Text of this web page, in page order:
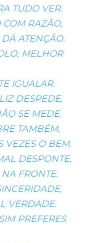
TUDO VER.
COM RAZÃO,
ATENÇÃO.
MELHOR
IGUALAR.
DESPEDE,
SE MEDE.
TAMBÉM,
VEZES O BEM.
DESPONTE,
FRONTE.
VERDADE.
PREFERES